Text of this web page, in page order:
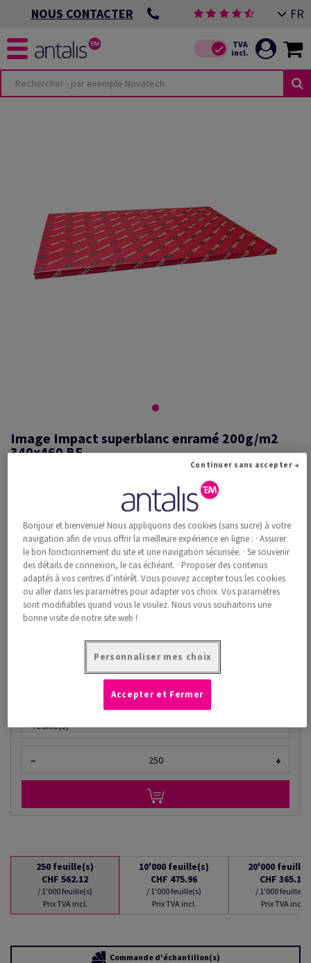
NOUS CONTACTER FR
Image Impact superblanc enramé 200g/m2
340x460 BE
Image, Impact, superblanc, sans bois ECF, 200g/m2, 340mm x 460mm,
BE, Paquet de 250 feuilles, FSC Mix Credit
Information additionnelle
Recommander ce produit
Prix catalogue TVA incl.
CHF 562.12 35.04% Rabais
à partir de
EN STOCK : LIVRAISON À PARTIR DU 07/08/2026
feuille(s)
− +
250 feuille(s)
CHF 562.12
/ 1'000 feuille(s)
Prix TVA incl.
10'000 feuille(s)
CHF 475.96
/ 1'000 feuille(s)
Prix TVA incl.
20'000
CHF 365.16
/ 1'000 feuille(s)
Prix TVA incl.
Commande d'échantillon(s)
Bonjour et bienvenue! Nous appliquons des cookies (sans sucre) à votre
navigation afin de vous offrir la meilleure expérience en ligne : · Assurer
le bon fonctionnement du site et une navigation sécurisée. · Se souvenir
des détails de connexion, le cas échéant. · Proposer des contenus
adaptés à vos centres d’intérêt. Vous pouvez accepter tous les cookies
ou aller dans les paramètres pour adapter vos choix. Vos paramètres
sont modifiables quand vous le voulez. Nous vous souhaitons une
bonne visite de notre site web !
Personnaliser mes choix
Continuer sans accepter →
Accepter et Fermer